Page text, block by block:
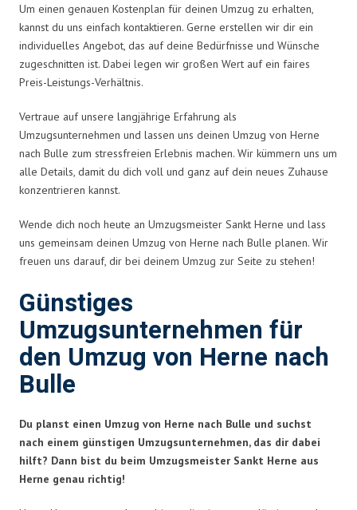
Um einen genauen Kostenplan für deinen Umzug zu erhalten,
kannst du uns einfach kontaktieren. Gerne erstellen wir dir ein
individuelles Angebot, das auf deine Bedürfnisse und Wünsche
zugeschnitten ist. Dabei legen wir großen Wert auf ein faires
Preis-Leistungs-Verhältnis.
Vertraue auf unsere langjährige Erfahrung als
Umzugsunternehmen und lassen uns deinen Umzug von Herne
nach Bulle zum stressfreien Erlebnis machen. Wir kümmern uns um
alle Details, damit du dich voll und ganz auf dein neues Zuhause
konzentrieren kannst.
Wende dich noch heute an Umzugsmeister Sankt Herne und lass
uns gemeinsam deinen Umzug von Herne nach Bulle planen. Wir
freuen uns darauf, dir bei deinem Umzug zur Seite zu stehen!
Günstiges
Umzugsunternehmen für
den Umzug von Herne nach
Bulle
Du planst einen Umzug von Herne nach Bulle und suchst
nach einem günstigen Umzugsunternehmen, das dir dabei
hilft? Dann bist du beim Umzugsmeister Sankt Herne aus
Herne genau richtig!